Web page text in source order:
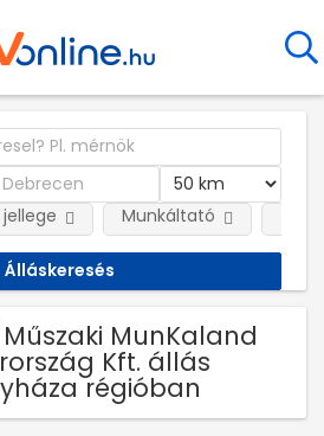
Munkáltató
MunKaland
Kft. állás
régióban